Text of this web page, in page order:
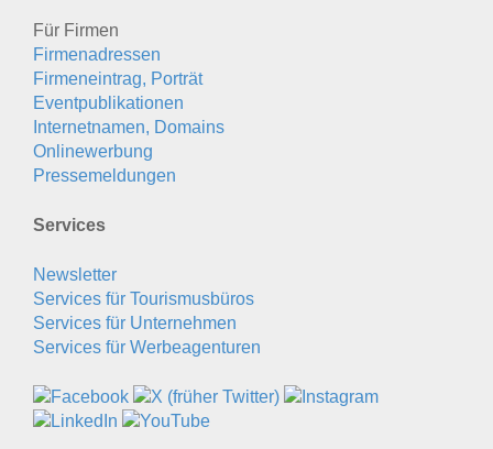
Für Firmen
Firmenadressen
Firmeneintrag, Porträt
Eventpublikationen
Internetnamen, Domains
Onlinewerbung
Pressemeldungen
Services
Newsletter
Services für Tourismusbüros
Services für Unternehmen
Services für Werbeagenturen